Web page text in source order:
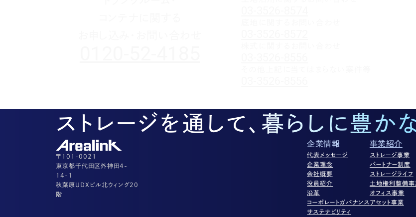
ストレージを通して、暮らしに豊か
〒101-0021
東京都千代田区外神田4-
14-1
秋葉原UDXビル北ウィング20
階
企業情報
代表メッセージ
企業理念
会社概要
役員紹介
沿革
コーポレートガバナンス
サステナビリティ
事業紹介
ストレージ事業
パートナー制度
ストレージライフ
土地権利整備事
オフィス事業
アセット事業